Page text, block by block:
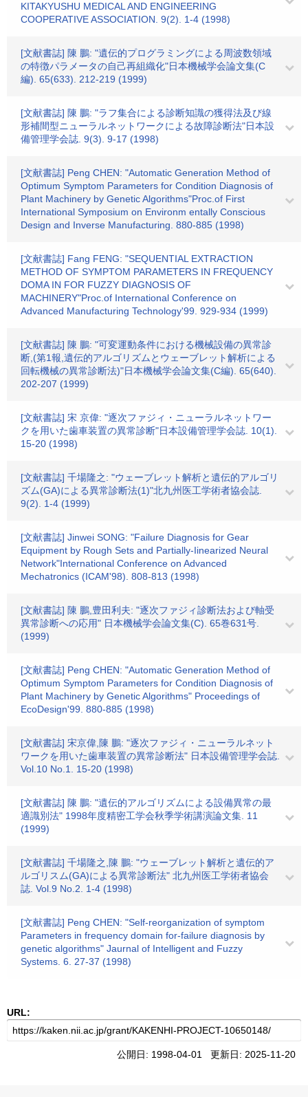
KITAKYUSHU MEDICAL AND ENGINEERING
COOPERATIVE ASSOCIATION. 9(2). 1-4 (1998)
[文献書誌] 陳 鵬: "遺伝的プログラミングによる周波数領域
の特徴パラメータの自己再組織化"日本機械学会論文集(C
編). 65(633). 212-219 (1999)
[文献書誌] 陳 鵬: "ラフ集合による診断知識の獲得法及び線
形補間型ニューラルネットワークによる故障診断法"日本設
備管理学会誌. 9(3). 9-17 (1998)
[文献書誌] Peng CHEN: "Automatic Generation Method of
Optimum Symptom Parameters for Condition Diagnosis of
Plant Machinery by Genetic Algorithms"Proc.of First
International Symposium on Environm entally Conscious
Design and Inverse Manufacturing. 880-885 (1998)
[文献書誌] Fang FENG: "SEQUENTIAL EXTRACTION
METHOD OF SYMPTOM PARAMETERS IN FREQUENCY
DOMA IN FOR FUZZY DIAGNOSIS OF
MACHINERY"Proc.of International Conference on
Advanced Manufacturing Technology'99. 929-934 (1999)
[文献書誌] 陳 鵬: "可変運動条件における機械設備の異常診
断,(第1報,遺伝的アルゴリズムとウェーブレット解析による
回転機械の異常診断法)"日本機械学会論文集(C編). 65(640).
202-207 (1999)
[文献書誌] 宋 京偉: "逐次ファジィ・ニューラルネットワー
クを用いた歯車装置の異常診断"日本設備管理学会誌. 10(1).
15-20 (1998)
[文献書誌] 千場隆之: "ウェーブレット解析と遺伝的アルゴリ
ズム(GA)による異常診断法(1)"北九州医工学術者協会誌.
9(2). 1-4 (1999)
[文献書誌] Jinwei SONG: "Failure Diagnosis for Gear
Equipment by Rough Sets and Partially-Iinearized Neural
Network"International Conference on Advanced
Mechatronics (ICAM'98). 808-813 (1998)
[文献書誌] 陳 鵬,豊田利夫: "逐次ファジィ診断法および軸受
異常診断への応用" 日本機械学会論文集(C). 65巻631号.
(1999)
[文献書誌] Peng CHEN: "Automatic Generation Method of
Optimum Symptom Parameters for Condition Diagnosis of
Plant Machinery by Genetic Algorithms" Proceedings of
EcoDesign'99. 880-885 (1998)
[文献書誌] 宋京偉,陳 鵬: "逐次ファジィ・ニューラルネット
ワークを用いた歯車装置の異常診断法" 日本設備管理学会誌.
Vol.10 No.1. 15-20 (1998)
[文献書誌] 陳 鵬: "遺伝的アルゴリズムによる設備異常の最
適識別法" 1998年度精密工学会秋季学術講演論文集. 11
(1999)
[文献書誌] 千場隆之,陳 鵬: "ウェーブレット解析と遺伝的ア
ルゴリスム(GA)による異常診断法" 北九州医工学術者協会
誌. Vol.9 No.2. 1-4 (1998)
[文献書誌] Peng CHEN: "Self-reorganization of symptom
Parameters in frequency domain for-failure diagnosis by
genetic algorithms" Jaurnal of Intelligent and Fuzzy
Systems. 6. 27-37 (1998)
URL:
公開日: 1998-04-01 更新日: 2025-11-20